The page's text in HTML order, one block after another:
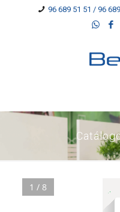
96 689 51 51 / 96
1 / 8